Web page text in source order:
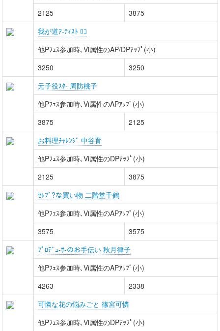
2125
3875
我が道ｱ-ﾃｨｽﾄ ﾛｺ
他Pﾌｪｽ参加時､Vi属性のAP/DPｱｯﾌﾟ(小)
3250
3250
元子役ｽﾀ- 周防桃子
他Pﾌｪｽ参加時､Vi属性のAPｱｯﾌﾟ(小)
3875
2125
お料理ﾁｬﾚﾝｼﾞ 中谷育
他Pﾌｪｽ参加時､Vi属性のDPｱｯﾌﾟ(小)
2125
3875
ｾﾚﾌﾞ?な買い物 二階堂千鶴
他Pﾌｪｽ参加時､Vi属性のAPｱｯﾌﾟ(小)
3575
3575
ﾌﾟﾛﾃﾞｭ-ｻ-のお手伝い 秋月律子
他Pﾌｪｽ参加時､Vi属性のAPｱｯﾌﾟ(小)
4263
2338
可憐な花の悩みごと 篠宮可憐
他Pﾌｪｽ参加時､Vi属性のDPｱｯﾌﾟ(小)